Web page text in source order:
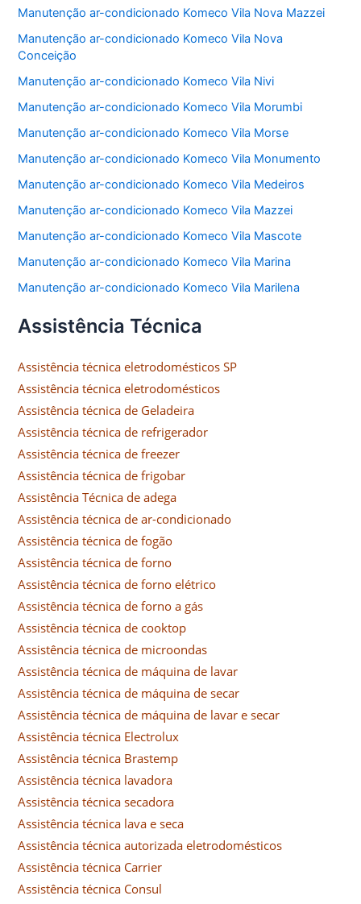
Manutenção ar-condicionado Komeco Vila Nova Mazzei
Manutenção ar-condicionado Komeco Vila Nova
Conceição
Manutenção ar-condicionado Komeco Vila Nivi
Manutenção ar-condicionado Komeco Vila Morumbi
Manutenção ar-condicionado Komeco Vila Morse
Manutenção ar-condicionado Komeco Vila Monumento
Manutenção ar-condicionado Komeco Vila Medeiros
Manutenção ar-condicionado Komeco Vila Mazzei
Manutenção ar-condicionado Komeco Vila Mascote
Manutenção ar-condicionado Komeco Vila Marina
Manutenção ar-condicionado Komeco Vila Marilena
Assistência Técnica
Assistência técnica eletrodomésticos SP
Assistência técnica eletrodomésticos
Assistência técnica de Geladeira
Assistência técnica de refrigerador
Assistência técnica de freezer
Assistência técnica de frigobar
Assistência Técnica de adega
Assistência técnica de ar-condicionado
Assistência técnica de fogão
Assistência técnica de forno
Assistência técnica de forno elétrico
Assistência técnica de forno a gás
Assistência técnica de cooktop
Assistência técnica de microondas
Assistência técnica de máquina de lavar
Assistência técnica de máquina de secar
Assistência técnica de máquina de lavar e secar
Assistência técnica Electrolux
Assistência técnica Brastemp
Assistência técnica lavadora
Assistência técnica secadora
Assistência técnica lava e seca
Assistência técnica autorizada eletrodomésticos
Assistência técnica Carrier
Assistência técnica Consul